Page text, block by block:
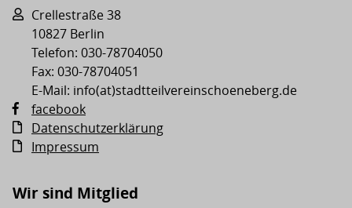
Crellestraße 38
10827 Berlin
Telefon: 030-78704050
Fax: 030-78704051
E-Mail: info(at)stadtteilvereinschoeneberg.de
facebook
Datenschutzerklärung
Impressum
Wir sind Mitglied